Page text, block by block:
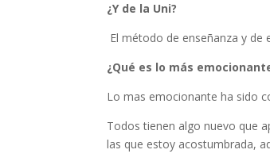
¿Y de la Uni?
El método de enseñanza y de
¿Qué es lo más
Lo mas emocionante ha sido
Todos tienen algo nuevo que
las que estoy acostumbrada,